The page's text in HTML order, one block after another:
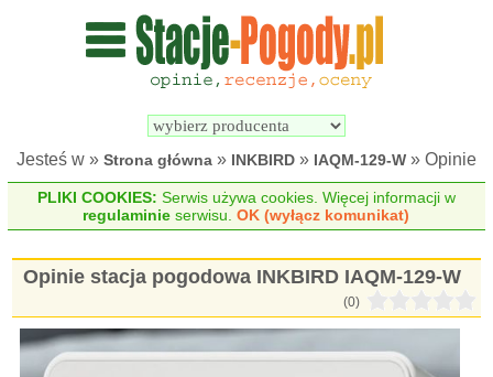
Wyszukiwarka
pogodowych
Jesteś w » Strona główna » INKBIRD » IAQM-129-W » Opinie
PLIKI COOKIES: Serwis używa cookies. Więcej informacji w
regulaminie serwisu.OK (wyłącz komunikat)
Opinie stacja pogodowa INKBIRD IAQM-129-W
(0)